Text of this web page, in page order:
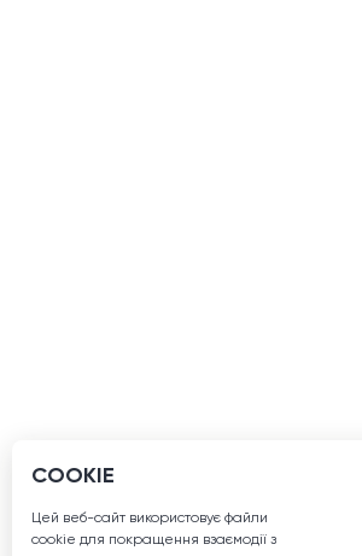
COOKIE
Цей веб-сайт використовує файли
сookie для покращення взаємодії з